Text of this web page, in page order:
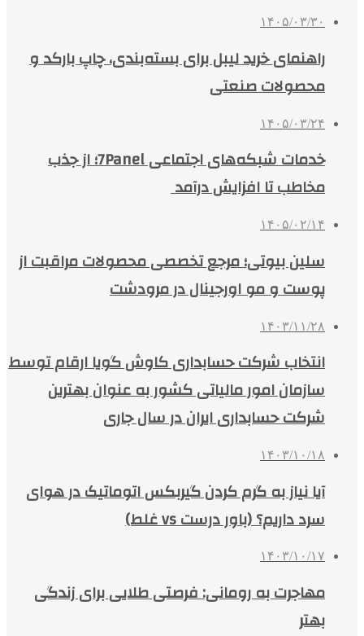
۱۴۰۵/۰۳/۳۰
راهنمای خرید لیبل برای بسته‌بندی، چاپ بارکد و
محصولات صنعتی
۱۴۰۵/۰۳/۲۴
خدمات شبکه‌های اجتماعی 7Panel؛ از جذب
مخاطب تا افزایش درآمد
۱۴۰۵/۰۲/۱۴
سلین بیوتی؛ مرجع تخصصی محصولات مراقبت از
پوست و مو اورجینال در مرودشت
۱۴۰۳/۱۱/۲۸
انتخاب شرکت حسابداری کاوش گویا ارقام توسط
سازمان امور مالیاتی کشور به عنوان بهترین
شرکت حسابداری ایران در سال جاری
۱۴۰۳/۱۰/۱۸
آیا نیاز به گرم کردن گیربکس اتوماتیک در هوای
سرد داریم؟ (باور درست vs غلط)
۱۴۰۳/۱۰/۱۷
مهاجرت به رومانی: فرصتی طلایی برای زندگی
بهتر